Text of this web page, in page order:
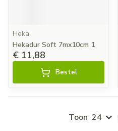
Heka
Hekadur Soft 7mx10cm 1
€ 11,88
Bestel
Toon